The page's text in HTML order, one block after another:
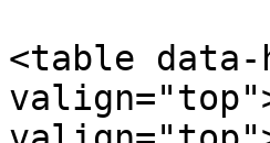
<table data-